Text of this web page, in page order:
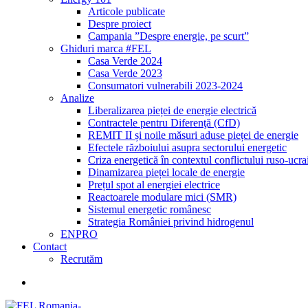
Articole publicate
Despre proiect
Campania ”Despre energie, pe scurt”
Ghiduri marca #FEL
Casa Verde 2024
Casa Verde 2023
Consumatori vulnerabili 2023-2024
Analize
Liberalizarea pieței de energie electrică
Contractele pentru Diferenţă (CfD)
REMIT II și noile măsuri aduse pieței de energie
Efectele războiului asupra sectorului energetic
Criza energetică în contextul conflictului ruso-
Dinamizarea pieței locale de energie
Prețul spot al energiei electrice
Reactoarele modulare mici (SMR)
Sistemul energetic românesc
Strategia României privind hidrogenul
ENPRO
Contact
Recrutăm